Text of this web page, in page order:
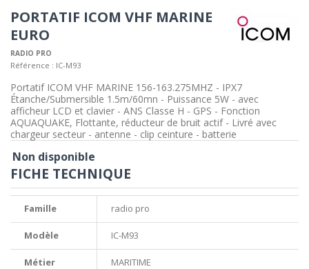
PORTATIF ICOM VHF MARINE
EURO
RADIO PRO
Référence : IC-M93
Portatif ICOM VHF MARINE 156-163.275MHZ - IPX7
Étanche/Submersible 1.5m/60mn - Puissance 5W - avec
afficheur LCD et clavier - ANS Classe H - GPS - Fonction
AQUAQUAKE, Flottante, réducteur de bruit actif - Livré avec
chargeur secteur - antenne - clip ceinture - batterie
Non disponible
FICHE TECHNIQUE
Famille radio pro
Modèle IC-M93
Métier MARITIME